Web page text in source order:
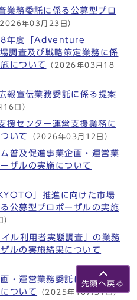
業務委託に係る公募型プロ
2026年03月23日）
8年度「Adventure
調査及び戦略策定業務に係
について
（2026年03月18
宣伝業務委託に係る提案
日）
援センター運営支援業務に
いて
（2026年03月12日）
普及促進事業企画・運営業
ザルの実施について
」推進に向けた市場
公募型プロポーザルの実施
ル利用者実態調査」の業務
ルの実施結果について
・運営業務委託に係る公募
ついて
（2025年10月31日）
先頭へ戻る